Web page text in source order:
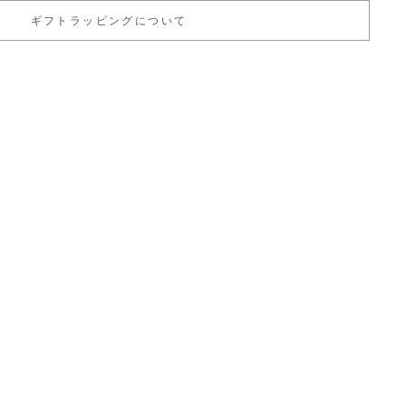
ギフトラッピングについて